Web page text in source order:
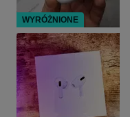
WYRÓŻNIONE